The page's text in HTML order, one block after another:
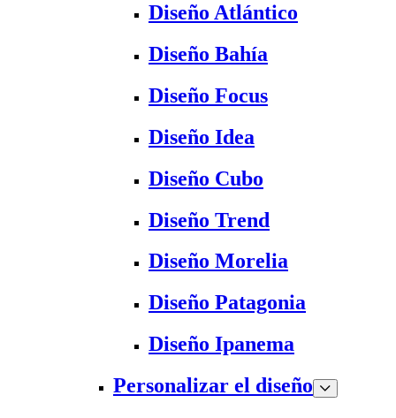
Diseño Atlántico
Diseño Bahía
Diseño Focus
Diseño Idea
Diseño Cubo
Diseño Trend
Diseño Morelia
Diseño Patagonia
Diseño Ipanema
Personalizar el diseño